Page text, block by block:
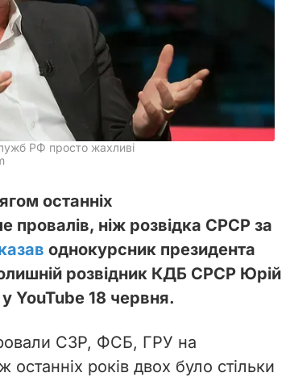
РФ просто жахливі
останніх
провалів, ніж розвідка СРСР за
однокурсник президента
розвідник КДБ СРСР Юрій
YouTube 18 червня.
СЗР, ФСБ, ГРУ на
років двох було стільки